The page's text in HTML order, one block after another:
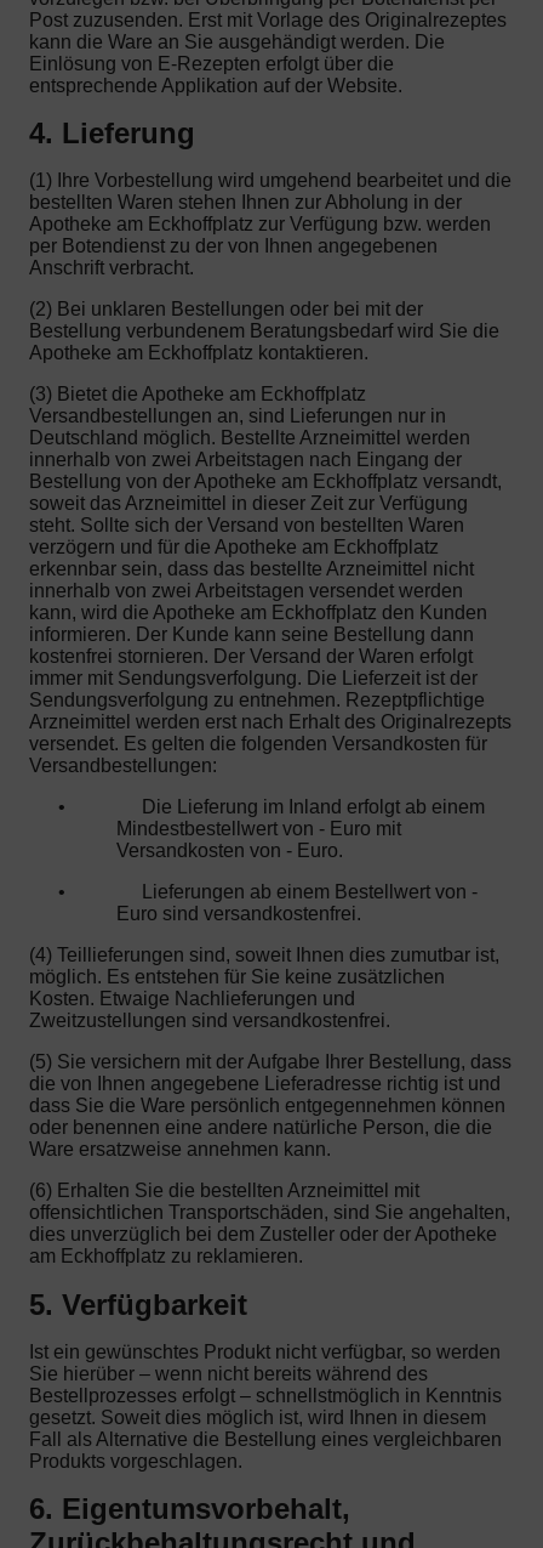
Post zuzusenden. Erst mit Vorlage des Originalrezeptes
kann die Ware an Sie ausgehändigt werden. Die
Einlösung von E-Rezepten erfolgt über die
entsprechende Applikation auf der Website.
4. Lieferung
(1) Ihre Vorbestellung wird umgehend bearbeitet und die
bestellten Waren stehen Ihnen zur Abholung in der
Apotheke am Eckhoffplatz zur Verfügung bzw. werden
per Botendienst zu der von Ihnen angegebenen
Anschrift verbracht.
(2) Bei unklaren Bestellungen oder bei mit der
Bestellung verbundenem Beratungsbedarf wird Sie die
Apotheke am Eckhoffplatz kontaktieren.
(3) Bietet die Apotheke am Eckhoffplatz
Versandbestellungen an, sind Lieferungen nur in
Deutschland möglich. Bestellte Arzneimittel werden
innerhalb von zwei Arbeitstagen nach Eingang der
Bestellung von der Apotheke am Eckhoffplatz versandt,
soweit das Arzneimittel in dieser Zeit zur Verfügung
steht. Sollte sich der Versand von bestellten Waren
verzögern und für die Apotheke am Eckhoffplatz
erkennbar sein, dass das bestellte Arzneimittel nicht
innerhalb von zwei Arbeitstagen versendet werden
kann, wird die Apotheke am Eckhoffplatz den Kunden
informieren. Der Kunde kann seine Bestellung dann
kostenfrei stornieren. Der Versand der Waren erfolgt
immer mit Sendungsverfolgung. Die Lieferzeit ist der
Sendungsverfolgung zu entnehmen. Rezeptpflichtige
Arzneimittel werden erst nach Erhalt des Originalrezepts
versendet. Es gelten die folgenden Versandkosten für
Versandbestellungen:
•
Die Lieferung im Inland erfolgt ab einem
Mindestbestellwert von - Euro mit
Versandkosten von - Euro.
•
Lieferungen ab einem Bestellwert von -
Euro sind versandkostenfrei.
(4) Teillieferungen sind, soweit Ihnen dies zumutbar ist,
möglich. Es entstehen für Sie keine zusätzlichen
Kosten. Etwaige Nachlieferungen und
Zweitzustellungen sind versandkostenfrei.
(5) Sie versichern mit der Aufgabe Ihrer Bestellung, dass
die von Ihnen angegebene Lieferadresse richtig ist und
dass Sie die Ware persönlich entgegennehmen können
oder benennen eine andere natürliche Person, die die
Ware ersatzweise annehmen kann.
(6) Erhalten Sie die bestellten Arzneimittel mit
offensichtlichen Transportschäden, sind Sie angehalten,
dies unverzüglich bei dem Zusteller oder der Apotheke
am Eckhoffplatz zu reklamieren.
5. Verfügbarkeit
Ist ein gewünschtes Produkt nicht verfügbar, so werden
Sie hierüber – wenn nicht bereits während des
Bestellprozesses erfolgt – schnellstmöglich in Kenntnis
gesetzt. Soweit dies möglich ist, wird Ihnen in diesem
Fall als Alternative die Bestellung eines vergleichbaren
Produkts vorgeschlagen.
6. Eigentumsvorbehalt,